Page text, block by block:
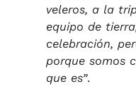
veleros, a la
equipo de
celebración,
porque somos
que es”.